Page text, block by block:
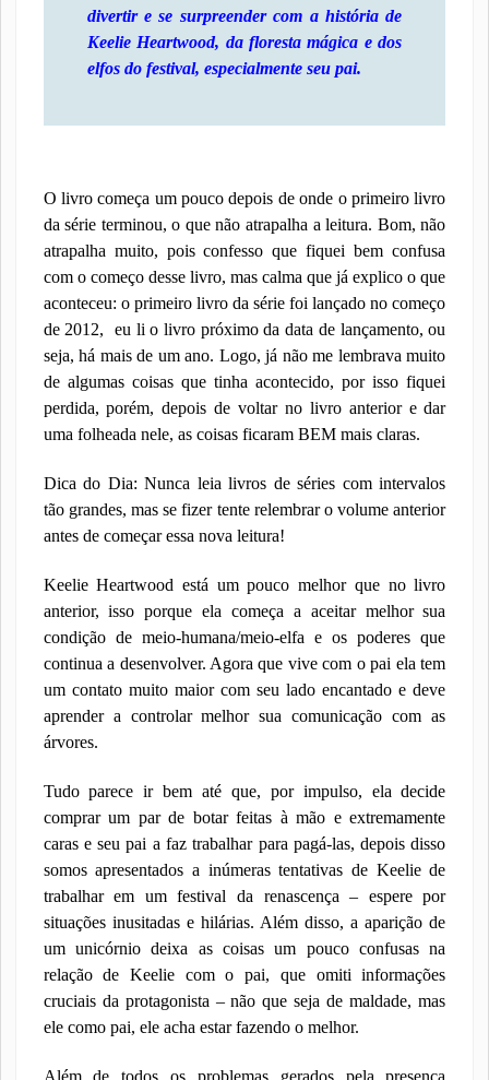
divertir e se surpreender com a história de
Keelie Heartwood, da floresta mágica e dos
elfos do festival, especialmente seu pai.
O livro começa um pouco depois de onde o primeiro livro
da série terminou, o que não atrapalha a leitura. Bom, não
atrapalha muito, pois confesso que fiquei bem confusa
com o começo desse livro, mas calma que já explico o que
aconteceu: o primeiro livro da série foi lançado no começo
de 2012,
eu li o livro próximo da data de lançamento, ou
seja, há mais de um ano. Logo, já não me lembrava muito
de algumas coisas que tinha acontecido, por isso fiquei
perdida, porém, depois de voltar no livro anterior e dar
uma folheada nele, as coisas ficaram BEM mais claras.
Dica do Dia: Nunca leia livros de séries com intervalos
tão grandes, mas se fizer tente relembrar o volume anterior
antes de começar essa nova leitura!
Keelie Heartwood está um pouco melhor que no livro
anterior, isso porque ela começa a aceitar melhor sua
condição de meio-humana/meio-elfa e os poderes que
continua a desenvolver. Agora que vive com o pai ela tem
um contato muito maior com seu lado encantado e deve
aprender a controlar melhor sua comunicação com as
árvores.
Tudo parece ir bem até que, por impulso, ela decide
comprar um par de botar feitas à mão e extremamente
caras e seu pai a faz trabalhar para pagá-las, depois disso
somos apresentados a inúmeras tentativas de Keelie de
trabalhar em um festival da renascença – espere por
situações inusitadas e hilárias. Além disso, a aparição de
um unicórnio deixa as coisas um pouco confusas na
relação de Keelie com o pai, que omiti informações
cruciais da protagonista – não que seja de maldade, mas
ele como pai, ele acha estar fazendo o melhor.
Além de todos os problemas gerados pela presença